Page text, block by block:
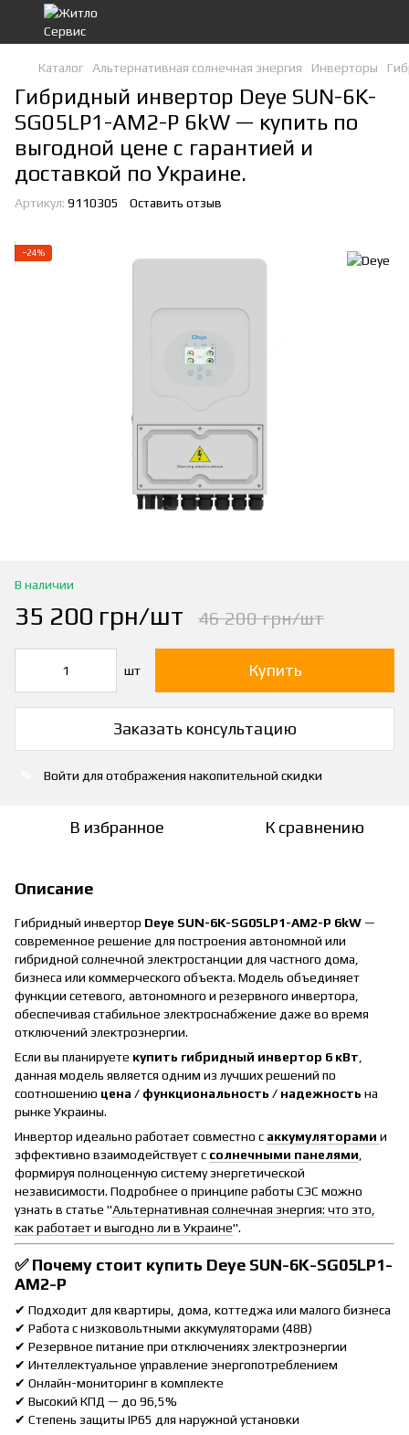
Каталог Альтернативная солнечная энергия Инверторы
Гибридный инвертор Deye SUN-6K-
SG05LP1-AM2-P 6kW — купить по
выгодной цене с гарантией и
доставкой по Украине.
Артикул: 9110305 Оставить отзыв
−24%
В наличии
35 200 грн/шт 46 200 грн/шт
шт Купить
Заказать консультацию
Войти для отображения накопительной скидки
В избранное К сравнению
Описание
Гибридный инвертор Deye SUN-6K-SG05LP1-AM2-P 6kW —
современное решение для построения автономной или
гибридной солнечной электростанции для частного дома,
бизнеса или коммерческого объекта. Модель объединяет
функции сетевого, автономного и резервного инвертора,
обеспечивая стабильное электроснабжение даже во время
отключений электроэнергии.
Если вы планируете купить гибридный инвертор 6 кВт
данная модель является одним из лучших решений по
соотношению цена / функциональность / надежность на
рынке Украины.
Инвертор идеально работает совместно с аккумуляторами и
эффективно взаимодействует с солнечными панелями
формируя полноценную систему энергетической
независимости. Подробнее о принципе работы СЭС можно
узнать в статье "Альтернативная солнечная энергия: что это,
как работает и выгодно ли в Украине".
✅ Почему стоит купить Deye SUN-6K-SG05LP1-
AM2-P
✔ Подходит для квартиры, дома, коттеджа или малого бизнеса
✔ Работа с низковольтными аккумуляторами (48В)
✔ Резервное питание при отключениях электроэнергии
✔ Интеллектуальное управление энергопотреблением
✔ Онлайн-мониторинг в комплекте
✔ Высокий КПД — до 96,5%
✔ Степень защиты IP65 для наружной установки